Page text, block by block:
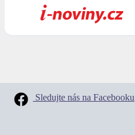
Sledujte nás na Facebooku